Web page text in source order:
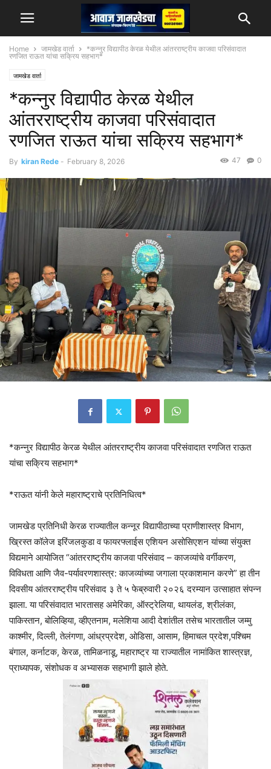
Home जामखेड वार्ता
*कन्नुर विद्यापीठ केरळ येथील आंतरराष्ट्रीय काजवा परिसंवादात
रणजित राऊत यांचा सक्रिय सहभाग*
जामखेड वार्ता
*कन्नुर विद्यापीठ केरळ येथील
आंतरराष्ट्रीय काजवा परिसंवादात
रणजित राऊत यांचा सक्रिय सहभाग*
By kiran Rede - February 8, 2026 0
47
*कन्नुर विद्यापीठ केरळ येथील आंतरराष्ट्रीय काजवा परिसंवादात रणजित राऊत
यांचा सक्रिय सहभाग*
*राऊत यांनी केले महाराष्ट्राचे प्रतिनिधित्व*
जामखेड प्रतिनिधी केरळ राज्यातील कन्नूर विद्यापीठाच्या प्राणीशास्त्र विभाग,
ख्रिस्त कॉलेज इरिंजलकुडा व फायरफ्लाईस एशियन असोसिएशन यांच्या संयुक्त
विद्यमाने आयोजित “आंतरराष्ट्रीय काजवा परिसंवाद – काजव्यांचे वर्गीकरण,
विविधता आणि जैव-पर्यावरणशास्त्र: काजव्यांच्या जगाला प्रकाशमान करणे” हा तीन
दिवसीय आंतरराष्ट्रीय परिसंवाद ३ ते ५ फेब्रुवारी २०२६ दरम्यान उत्साहात संपन्न
झाला. या परिसंवादात भारतासह अमेरिका, ऑस्ट्रेलिया, थायलंड, श्रीलंका,
पाकिस्तान, बोलिव्हिया, व्हीएतनाम, मलेशिया आदी देशांतील तसेच भारतातील जम्मु
काश्मीर, दिल्ली, तेलंगणा, आंध्रप्रदेश, ओडिसा, आसाम, हिमाचल प्रदेश,पश्चिम
बंगाल, कर्नाटक, केरळ, तामिळनाडू, महाराष्ट्र या राज्यातील नामांकित शास्त्रज्ञ,
प्राध्यापक, संशोधक व अभ्यासक सहभागी झाले होते.